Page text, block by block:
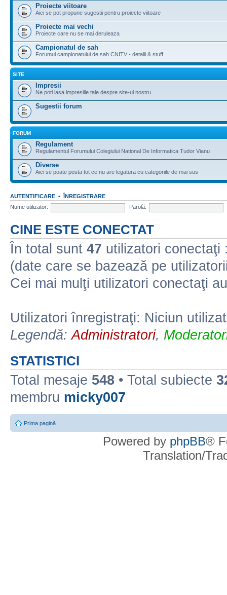
Proiecte viitoare
Aici se pot propune sugestii pentru proiecte viitoare
Proiecte mai vechi
Proiecte care nu se mai deruleaza
Campionatul de sah
Forumul campionatului de sah CNITV - detalii & stuff
SITE
Impresii
Ne poti lasa impresiile tale despre site-ul nostru
Sugestii forum
FORUM
Regulament
Regulamentul Forumului Colegiului National De Informatica Tudor Vianu
Diverse
Aici se poate posta tot ce nu are legatura cu categoriile de mai sus
AUTENTIFICARE • ÎNREGISTRARE
Nume utilizator:
Parolă:
CINE ESTE CONECTAT
În total sunt 47 utilizatori conectaţi
(date care se bazează pe
Cei mai mulţi utilizatori conectaţi
Utilizatori înregistraţi: Niciun
Legendă:Administratori,
STATISTICI
Total mesaje 548 • Total subiecte
membru micky007
Prima pagină
Powered by phpBB®
Translation/